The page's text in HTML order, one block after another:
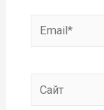
Email*
Сайт